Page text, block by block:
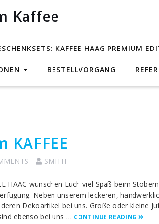
Kaffee
KAFFEE HAAG PREMIUM
BESTELLVORGANG
KAFFEE
SMITH
HAAG wünschen Euch viel Spaß beim
Neben unserem leckeren,
Dekoartikel bei uns. Große oder kleine
ebenso bei uns … CONTINUE READING